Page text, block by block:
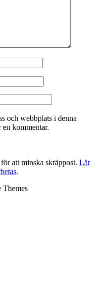
och webbplats i denna
kommentar.
att minska skräppost. Lär
.
Themes